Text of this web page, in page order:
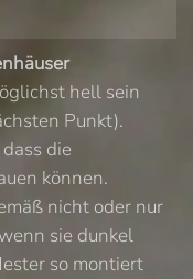
hell sein
Punkt).
die
können.
nicht oder nur
sie dunkel
so montiert